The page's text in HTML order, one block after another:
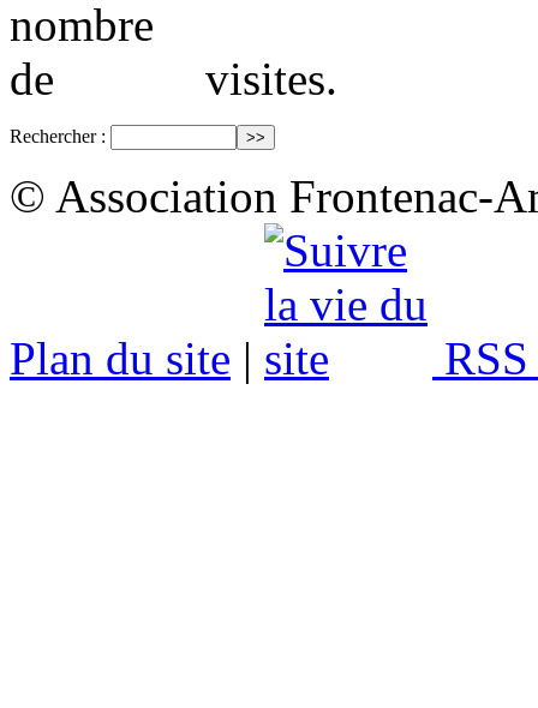
visites.
Rechercher :
© Association Frontenac-
Plan du site |